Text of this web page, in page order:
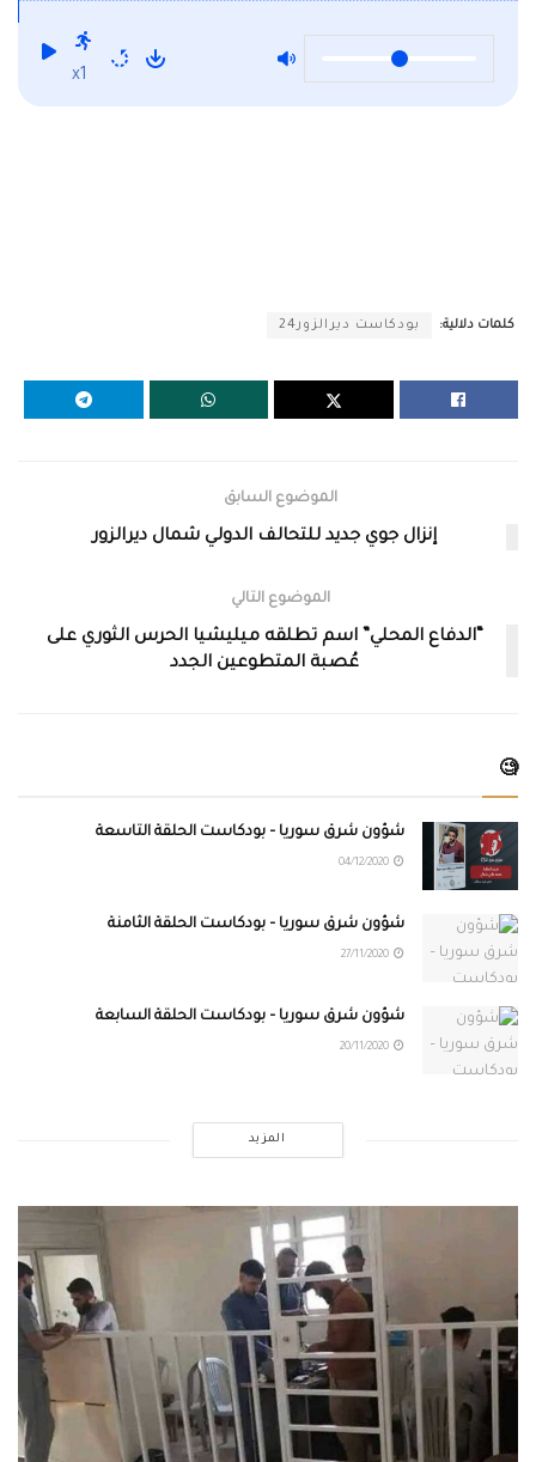
x1
كلمات دلالية: بودكاست ديرالزور24
الموضوع السابق
إنزال جوي جديد للتحالف الدولي شمال ديرالزور
الموضوع التالي
“الدفاع المحلي” اسم تطلقه ميليشيا الحرس الثوري على
عُصبة المتطوعين الجدد
🧐
شؤون شرق سوريا – بودكاست الحلقة التاسعة
شؤون شرق سوريا – بودكاست الحلقة الثامنة
شؤون شرق سوريا – بودكاست الحلقة السابعة
المزيد